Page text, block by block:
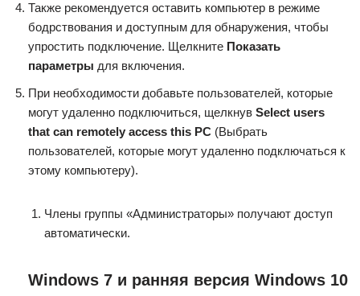
Также рекомендуется оставить компьютер в режиме
бодрствования и доступным для обнаружения, чтобы
упростить подключение. Щелкните Показать
параметры для включения.
При необходимости добавьте пользователей, которые
могут удаленно подключиться, щелкнув Select users
that can remotely access this PC (Выбрать
пользователей, которые могут удаленно подключаться к
этому компьютеру).
Члены группы «Администраторы» получают доступ
автоматически.
Windows 7 и ранняя версия Windows 10